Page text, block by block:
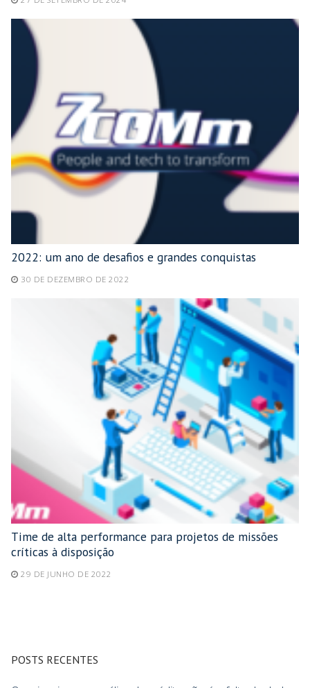
2022: um ano de desafios e grandes conquistas
30 DE DEZEMBRO DE 2022
Time de alta performance para projetos de missões
críticas à disposição
29 DE JUNHO DE 2022
POSTS RECENTES